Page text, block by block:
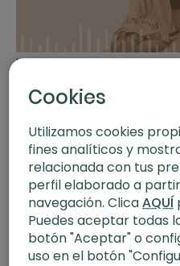
Intuición. Meditación con Agus
Cookies
Utilizamos cookies
fines analíticos y
relacionada con tus
perfil elaborado a
navegación. ClicaAQUÍ
Puedes aceptar todas
botón "Aceptar" o
uso en el botón